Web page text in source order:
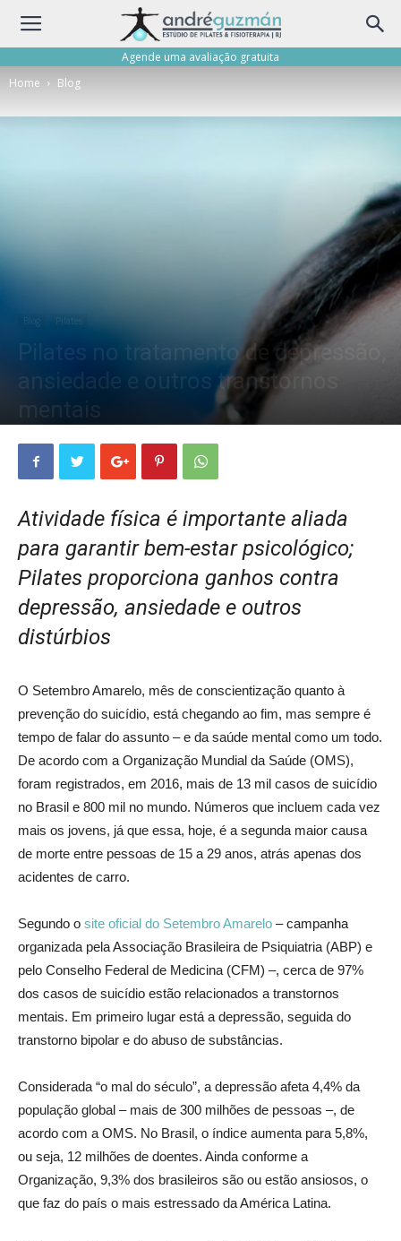
Agende uma avaliação gratuita
Home
Blog
Pilates
Pilates no tratamento de depressão,
ansiedade e outros transtornos
mentais
Atividade física é importante aliada
para garantir bem-estar psicológico;
Pilates proporciona ganhos contra
depressão, ansiedade e outros
distúrbios
O Setembro Amarelo, mês de conscientização quanto à
prevenção do suicídio, está chegando ao fim, mas sempre é
tempo de falar do assunto – e da saúde mental como um todo.
De acordo com a Organização Mundial da Saúde (OMS),
foram registrados, em 2016, mais de 13 mil casos de suicídio
no Brasil e 800 mil no mundo. Números que incluem cada vez
mais os jovens, já que essa, hoje, é a segunda maior causa
de morte entre pessoas de 15 a 29 anos, atrás apenas dos
acidentes de carro.
Segundo o site oficial do Setembro Amarelo – campanha
organizada pela Associação Brasileira de Psiquiatria (ABP) e
pelo Conselho Federal de Medicina (CFM) –, cerca de 97%
dos casos de suicídio estão relacionados a transtornos
mentais. Em primeiro lugar está a depressão, seguida do
transtorno bipolar e do abuso de substâncias.
Considerada “o mal do século”, a depressão afeta 4,4% da
população global – mais de 300 milhões de pessoas –, de
acordo com a OMS. No Brasil, o índice aumenta para 5,8%,
ou seja, 12 milhões de doentes. Ainda conforme a
Organização, 9,3% dos brasileiros são ou estão ansiosos, o
que faz do país o mais estressado da América Latina.